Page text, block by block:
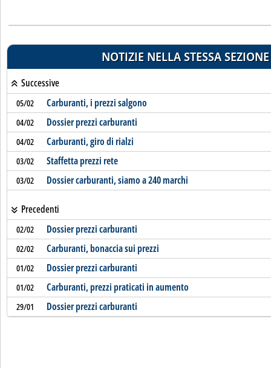
NOTIZIE NELLA STESSA SEZIONE
Successive
05/02 Carburanti, i prezzi salgono
04/02 Dossier prezzi carburanti
04/02 Carburanti, giro di rialzi
03/02 Staffetta prezzi rete
03/02 Dossier carburanti, siamo a 240 marchi
Precedenti
02/02 Dossier prezzi carburanti
02/02 Carburanti, bonaccia sui prezzi
01/02 Dossier prezzi carburanti
01/02 Carburanti, prezzi praticati in aumento
29/01 Dossier prezzi carburanti